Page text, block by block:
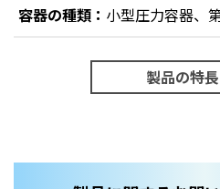
容器の種類： 小型圧力容器、
製品の特